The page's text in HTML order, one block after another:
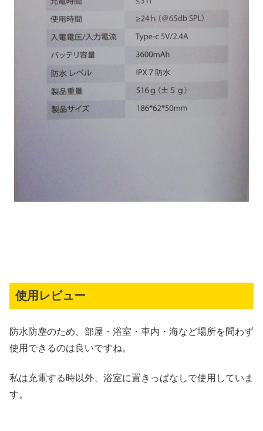
使用レビュー
防水防塵のため、部屋・浴室・車内・海など場所を問わず
使用できるのは良いですね。
私は充電する時以外、浴室に置きっぱなしで使用していま
す。